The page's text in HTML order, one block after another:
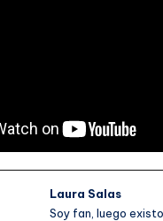
Laura Salas
Soy fan, luego existo